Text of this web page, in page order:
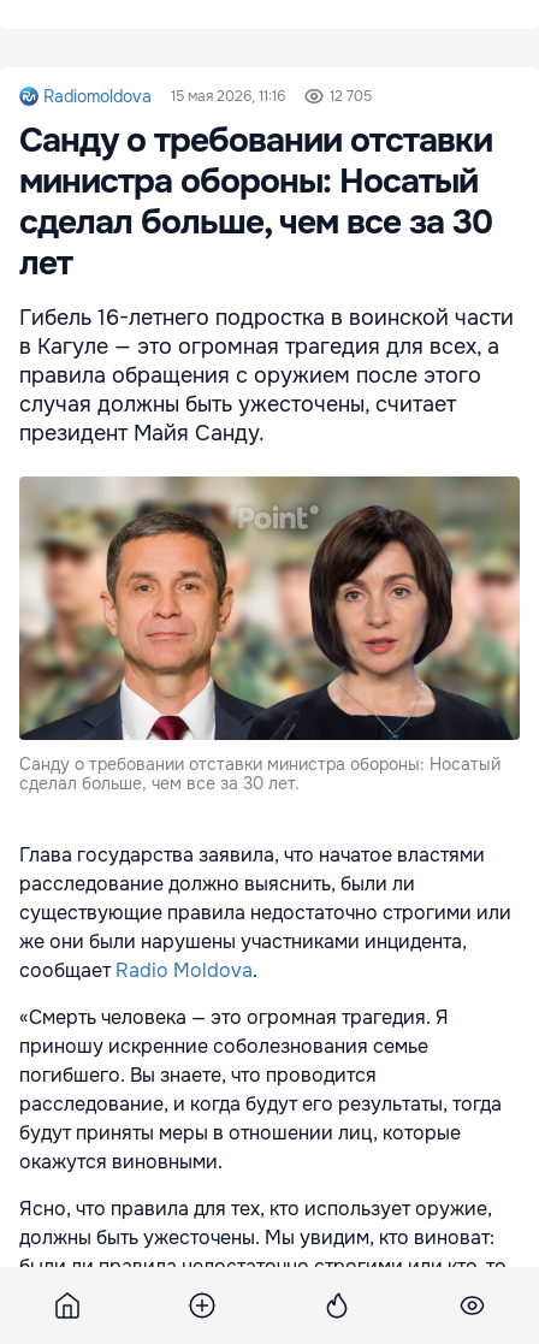
Radiomoldova 15 мая 2026, 11:16 12 705
Санду о требовании отставки
министра обороны: Носатый
сделал больше, чем все за 30
лет
Гибель 16-летнего подростка в воинской части
в Кагуле — это огромная трагедия для всех, а
правила обращения с оружием после этого
случая должны быть ужесточены, считает
президент Майя Санду.
Санду о требовании отставки министра обороны: Носатый
сделал больше, чем все за 30 лет.
Глава государства заявила, что начатое властями
расследование должно выяснить, были ли
существующие правила недостаточно строгими или
же они были нарушены участниками инцидента,
сообщаетRadio Moldova.
«Смерть человека — это огромная трагедия. Я
приношу искренние соболезнования семье
погибшего. Вы знаете, что проводится
расследование, и когда будут его результаты, тогда
будут приняты меры в отношении лиц, которые
окажутся виновными.
Ясно, что правила для тех, кто использует оружие,
должны быть ужесточены. Мы увидим, кто виноват:
были ли правила недостаточно строгими или кто-то
их нарушил. Когда расследование будет завершено,
мы обсудим, что необходимо делать», — заявила